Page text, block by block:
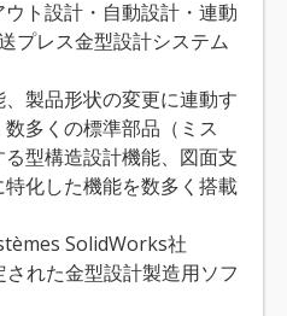
ト設計・自動設計・連動
プレス金型設計システム
製品形状の変更に連動す
多くの標準部品（ミス
型構造設計機能、図面支
化した機能を数多く搭載
SolidWorks社
された金型設計製造用ソフ